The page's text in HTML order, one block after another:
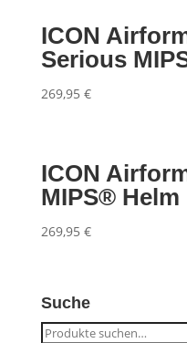
ICON
Serious
269,95 €
ICON
MIPS® Helm
269,95 €
Suche
Suche